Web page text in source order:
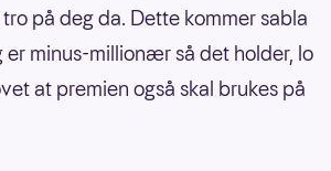
på deg da. Dette kommer sabla
er minus-millionær så det holder, lo
at premien også skal brukes på